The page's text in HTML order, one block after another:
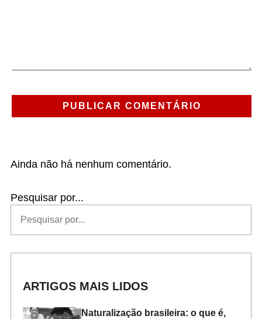
Ainda não há nenhum comentário.
Pesquisar por...
ARTIGOS MAIS LIDOS
Naturalização brasileira: o que é,